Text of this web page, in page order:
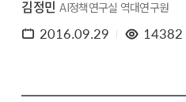
김정민 AI정책연구실 역대연구원
2016.09.29 14382